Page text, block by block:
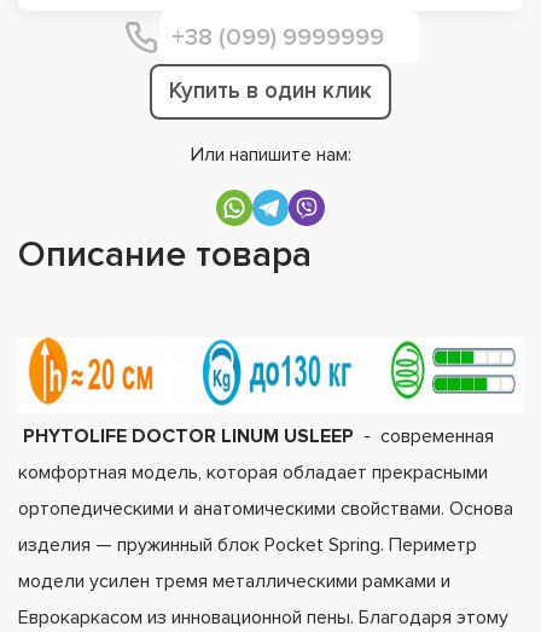
Купить в один клик
Или напишите нам:
Описание товара
PHYTOLIFE DOCTOR LINUM USLEEP - современная
комфортная модель, которая обладает прекрасными
ортопедическими и анатомическими свойствами. Основа
изделия — пружинный блок Pocket Spring. Периметр
модели усилен тремя металлическими рамками и
Еврокаркасом из инновационной пены. Благодаря этому